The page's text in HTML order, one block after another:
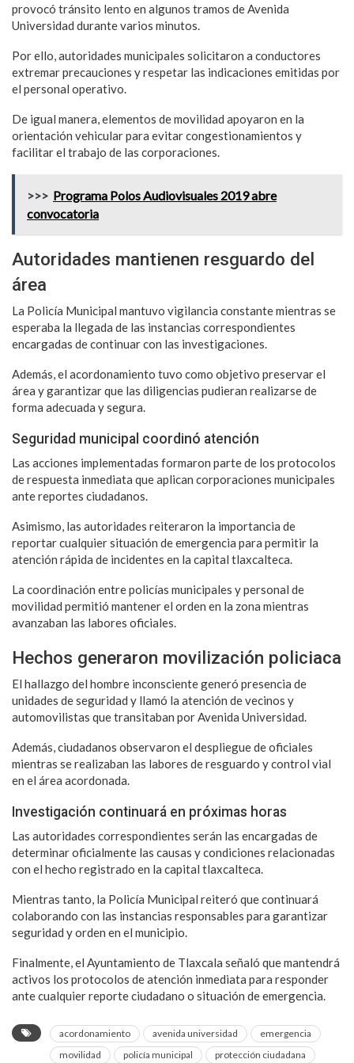
provocó tránsito lento en algunos tramos de Avenida
Universidad durante varios minutos.
Por ello, autoridades municipales solicitaron a conductores
extremar precauciones y respetar las indicaciones emitidas por
el personal operativo.
De igual manera, elementos de movilidad apoyaron en la
orientación vehicular para evitar congestionamientos y
facilitar el trabajo de las corporaciones.
>>> Programa Polos Audiovisuales 2019 abre
convocatoria
Autoridades mantienen resguardo del
área
La Policía Municipal mantuvo vigilancia constante mientras se
esperaba la llegada de las instancias correspondientes
encargadas de continuar con las investigaciones.
Además, el acordonamiento tuvo como objetivo preservar el
área y garantizar que las diligencias pudieran realizarse de
forma adecuada y segura.
Seguridad municipal coordinó atención
Las acciones implementadas formaron parte de los protocolos
de respuesta inmediata que aplican corporaciones municipales
ante reportes ciudadanos.
Asimismo, las autoridades reiteraron la importancia de
reportar cualquier situación de emergencia para permitir la
atención rápida de incidentes en la capital tlaxcalteca.
La coordinación entre policías municipales y personal de
movilidad permitió mantener el orden en la zona mientras
avanzaban las labores oficiales.
Hechos generaron movilización policiaca
El hallazgo del hombre inconsciente generó presencia de
unidades de seguridad y llamó la atención de vecinos y
automovilistas que transitaban por Avenida Universidad.
Además, ciudadanos observaron el despliegue de oficiales
mientras se realizaban las labores de resguardo y control vial
en el área acordonada.
Investigación continuará en próximas horas
Las autoridades correspondientes serán las encargadas de
determinar oficialmente las causas y condiciones relacionadas
con el hecho registrado en la capital tlaxcalteca.
Mientras tanto, la Policía Municipal reiteró que continuará
colaborando con las instancias responsables para garantizar
seguridad y orden en el municipio.
Finalmente, el Ayuntamiento de Tlaxcala señaló que mantendrá
activos los protocolos de atención inmediata para responder
ante cualquier reporte ciudadano o situación de emergencia.
acordonamiento avenida universidad
emergencia
movilidad
policía municipal protección ciudadana